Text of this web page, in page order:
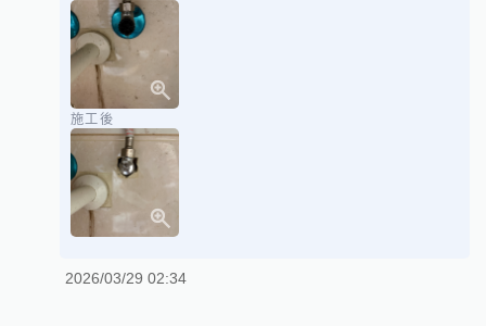
施工後
2026/03/29 02:34